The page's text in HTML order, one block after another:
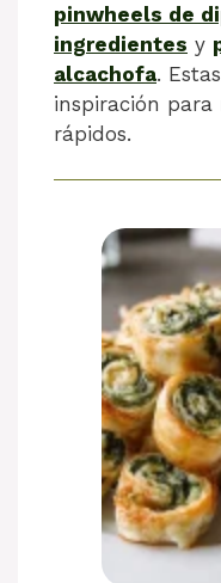
pinwheels de
ingredientes y
alcachofa.
inspiración para
rápidos.